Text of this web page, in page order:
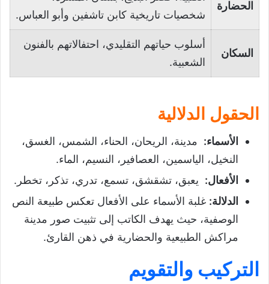
الحضارة
شخصيات تاريخية كابن تاشفين وأبو العباس.
السكان
أسلوب حياتهم التقليدي، احتفالاتهم بالفنون
الشعبية.
الحقول الدلالية
الأسماء: مدينة، الريحان، الحناء، الشمس، الغسق،
النخيل، الياسمين، العصافير، النسيم، الماء.
الأفعال: يعبق، تشقشق، تسمع، تدري، تذكر، تخطر.
الدلالة: غلبة الأسماء على الأفعال تعكس طبيعة النص
الوصفية، حيث يهدف الكاتب إلى تثبيت صور مدينة
مراكش الطبيعية والحضارية في ذهن القارئ.
التركيب والتقويم